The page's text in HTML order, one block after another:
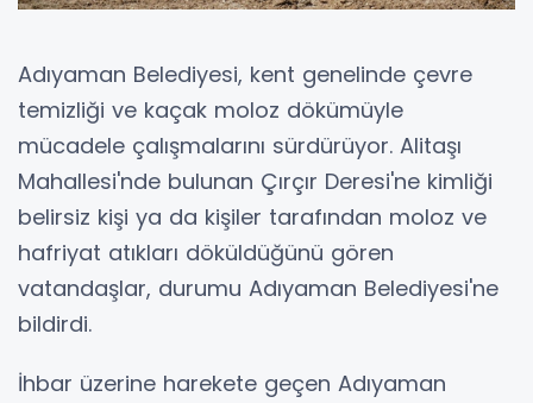
Adıyaman Belediyesi, kent genelinde çevre
temizliği ve kaçak moloz dökümüyle
mücadele çalışmalarını sürdürüyor. Alitaşı
Mahallesi'nde bulunan Çırçır Deresi'ne kimliği
belirsiz kişi ya da kişiler tarafından moloz ve
hafriyat atıkları döküldüğünü gören
vatandaşlar, durumu Adıyaman Belediyesi'ne
bildirdi.
İhbar üzerine harekete geçen Adıyaman